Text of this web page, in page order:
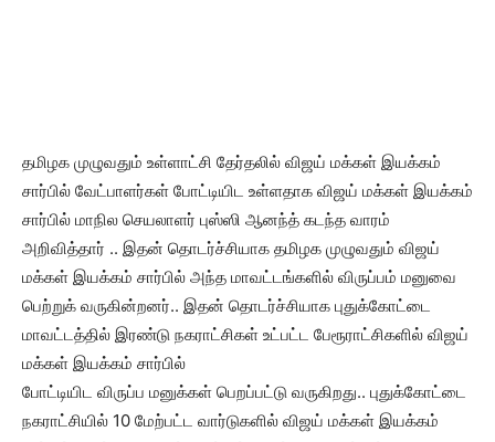
தமிழக முழுவதும் உள்ளாட்சி தேர்தலில் விஜய் மக்கள் இயக்கம்
சார்பில் வேட்பாளர்கள் போட்டியிட உள்ளதாக விஜய் மக்கள் இயக்கம்
சார்பில் மாநில செயலாளர் புஸ்ஸி ஆனந்த் கடந்த வாரம்
அறிவித்தார் .. இதன் தொடர்ச்சியாக தமிழக முழுவதும் விஜய்
மக்கள் இயக்கம் சார்பில் அந்த மாவட்டங்களில் விருப்பம் மனுவை
பெற்றுக் வருகின்றனர்.. இதன் தொடர்ச்சியாக புதுக்கோட்டை
மாவட்டத்தில் இரண்டு நகராட்சிகள் உட்பட்ட பேரூராட்சிகளில் விஜய்
மக்கள் இயக்கம் சார்பில்
போட்டியிட விருப்ப மனுக்கள் பெறப்பட்டு வருகிறது.. புதுக்கோட்டை
நகராட்சியில் 10 மேற்பட்ட வார்டுகளில் விஜய் மக்கள் இயக்கம்